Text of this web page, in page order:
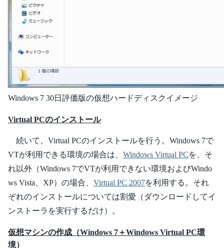
Windows 7 30日評価版の仮想ハードディスクイメージ
Virtual PCのインストール
続いて、Virtual PCのインストールを行う。Windows 7で
VTが利用できる環境の場合は、 Windows Virtual PCを、そ
れ以外（Windows 7でVTが利用できない環境およびWindo
ws Vista、XP）の場合、 Virtual PC 2007を利用する。それ
ぞれのインストールについては割愛（ダウンロードしてイ
ンストーラを実行するだけ）。
仮想マシンの作成（Windows 7＋Windows Virtual PC環
境）